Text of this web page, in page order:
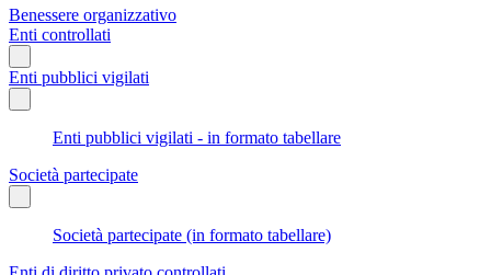
Benessere organizzativo
Enti controllati
Enti pubblici vigilati
Enti pubblici vigilati - in formato tabellare
Società partecipate
Società partecipate (in formato tabellare)